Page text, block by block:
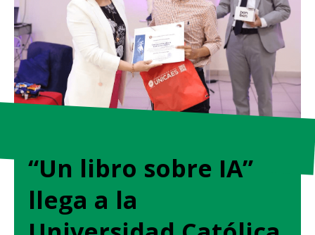
“Un libro sobre IA”
llega a la